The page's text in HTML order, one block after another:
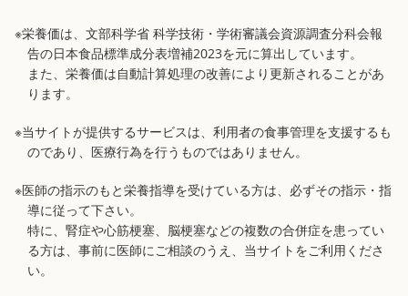
※栄養価は、文部科学省 科学技術・学術審議会資源調査分科会報
告の日本食品標準成分表増補2023を元に算出しています。
また、栄養価は自動計算処理の改善により更新されることがあ
ります。
※当サイトが提供するサービスは、利用者の食事管理を支援するも
のであり、医療行為を行うものではありません。
※医師の指示のもと栄養指導を受けている方は、必ずその指示・指
導に従って下さい。
特に、腎症や心筋梗塞、脳梗塞などの複数の合併症を患ってい
る方は、事前に医師にご相談のうえ、当サイトをご利用くださ
い。